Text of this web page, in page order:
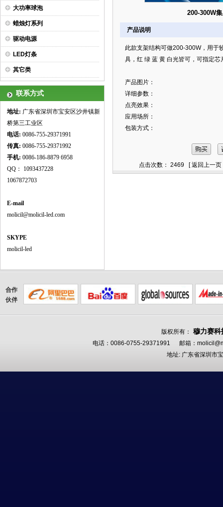
大功率球泡
蜡烛灯系列
驱动电源
LED灯条
其它类
联系方式
地址: 广东省深圳市宝安区沙井镇新
桥第三工业区
电话: 0086-755-29371991
传真: 0086-755-29371992
手机: 0086-186-8879 6958
QQ： 1093437228
1067872703
E-mail
molicil@molicil-led.com
SKYPE
molicil-led
200-300W
产品说明
此款支架结构可做200-300W，用于
具，红 绿 蓝 黄 白光皆可，可指定芯
产品图片：
详细参数：
点亮效果：
应用场所：
包装方式：
点击次数： 2469 [返回上一页
合作
伙伴
版权所有： 穆力赛
电话：0086-0755-29371991 邮箱：
地址: 广东省深圳市